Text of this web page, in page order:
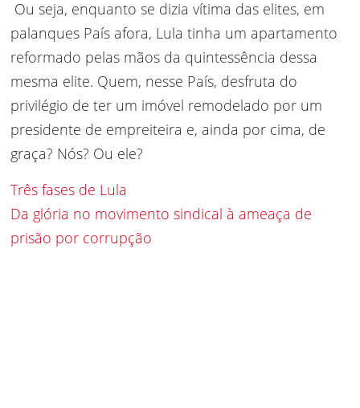
Ou seja, enquanto se dizia vítima das elites, em
palanques País afora, Lula tinha um apartamento
reformado pelas mãos da quintessência dessa
mesma elite. Quem, nesse País, desfruta do
privilégio de ter um imóvel remodelado por um
presidente de empreiteira e, ainda por cima, de
graça? Nós? Ou ele?
Três fases de Lula
Da glória no movimento sindical à ameaça de
prisão por corrupção